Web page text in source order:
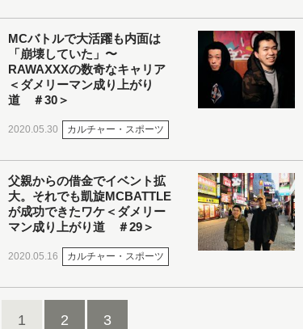
MCバトルで大活躍も内面は
「崩壊していた」〜
RAWAXXXの数奇なキャリア
＜ダメリーマン成り上がり
道 ＃30＞
2020.05.30 カルチャー・スポーツ
父親からの借金でイベント拡
大。それでも凱旋MCBATTLE
が成功できたワケ＜ダメリー
マン成り上がり道 ＃29＞
2020.05.16 カルチャー・スポーツ
1 2 3